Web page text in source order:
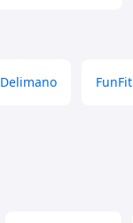
Delimano FunFit